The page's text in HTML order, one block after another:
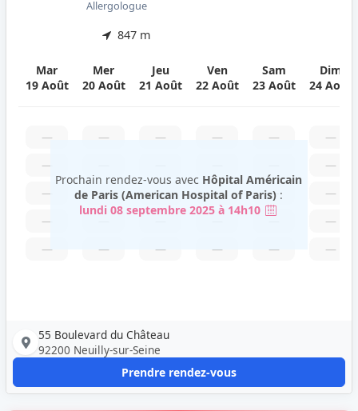
Allergologue
847 m
Mar
19 Août
Mer
20 Août
Jeu
21 Août
Ven
22 Août
Sam
23 Août
Dim
24 Août
—
—
—
—
—
—
—
—
—
—
—
—
—
—
—
—
—
—
—
—
—
—
Prochain rendez-vous avec Hôpital Américain
de Paris (American Hospital of Paris) :
lundi 08 septembre 2025 à 14h10
55 Boulevard du Château
92200 Neuilly-sur-Seine
Prendre rendez-vous